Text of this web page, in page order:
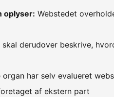
oplyser: Webstedet
derudover beskrive,
har selv evalueret
af ekstern part